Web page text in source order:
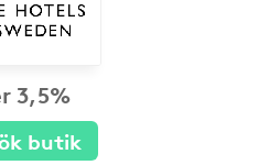
3,5%
butik